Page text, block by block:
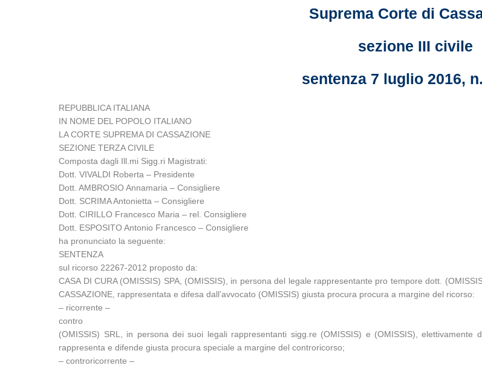
Suprema Corte di
sezione III civile
sentenza 7 luglio 2016,
REPUBBLICA ITALIANA
IN NOME DEL POPOLO ITALIANO
LA CORTE SUPREMA DI CASSAZIONE
SEZIONE TERZA CIVILE
Composta dagli Ill.mi Sigg.ri Magistrati:
Dott. VIVALDI Roberta – Presidente
Dott. AMBROSIO Annamaria – Consigliere
Dott. SCRIMA Antonietta – Consigliere
Dott. CIRILLO Francesco Maria – rel. Consigliere
Dott. ESPOSITO Antonio Francesco – Consigliere
ha pronunciato la seguente:
SENTENZA
sul ricorso 22267-2012 proposto da:
CASA DI CURA (OMISSIS) SPA, (OMISSIS), in persona del legale rappresentante pro tempore dott.
CASSAZIONE, rappresentata e difesa dall’avvocato (OMISSIS) giusta procura procura a margine del ricorso:
– ricorrente –
contro
(OMISSIS) SRL, in persona dei suoi legali rappresentanti sigg.re (OMISSIS) e (OMISSIS), elettivamente
rappresenta e difende giusta procura speciale a margine del controricorso;
– controricorrente –